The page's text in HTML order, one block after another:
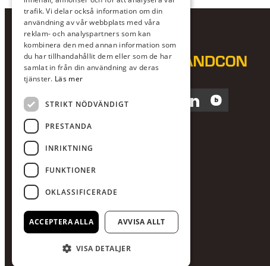
FacebookInstagram
LinkedInBlocket
trafik. Vi delar också information om din
användning av vår webbplats med våra
reklam- och analyspartners som kan
kombinera den med annan information som
du har tillhandahållit dem eller som de har
samlat in från din användning av deras
tjänster. Läs mer
STRIKT NÖDVÄNDIGT
PRESTANDA
INRIKTNING
FUNKTIONER
OKLASSIFICERADE
ACCEPTERA ALLA AVVISA ALLT
VISA DETALJER